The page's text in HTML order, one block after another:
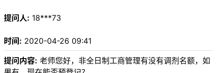
提问人: 18***73
时间: 2020-04-26 09:41
提问内容: 老师您好，非全日制工商管理有没有调剂名额，如